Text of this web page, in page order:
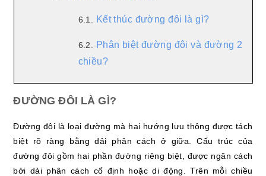
6.1. Kết thúc đường đôi là gì?
6.2.
Phân biệt đường đôi và đường 2
chiều?
ĐƯỜNG ĐÔI LÀ GÌ?
Đường đôi là loại đường mà hai hướng lưu thông được tách
biệt rõ ràng bằng dải phân cách ở giữa. Cấu trúc của
đường đôi gồm hai phần đường riêng biệt, được ngăn cách
bởi dải phân cách cố định hoặc di động. Trên mỗi chiều